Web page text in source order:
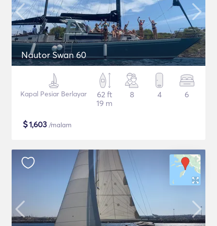
Nautor Swan 60
Kapal Pesiar Berlayar
62 ft
19 m
8 4 6
$1,603 /malam